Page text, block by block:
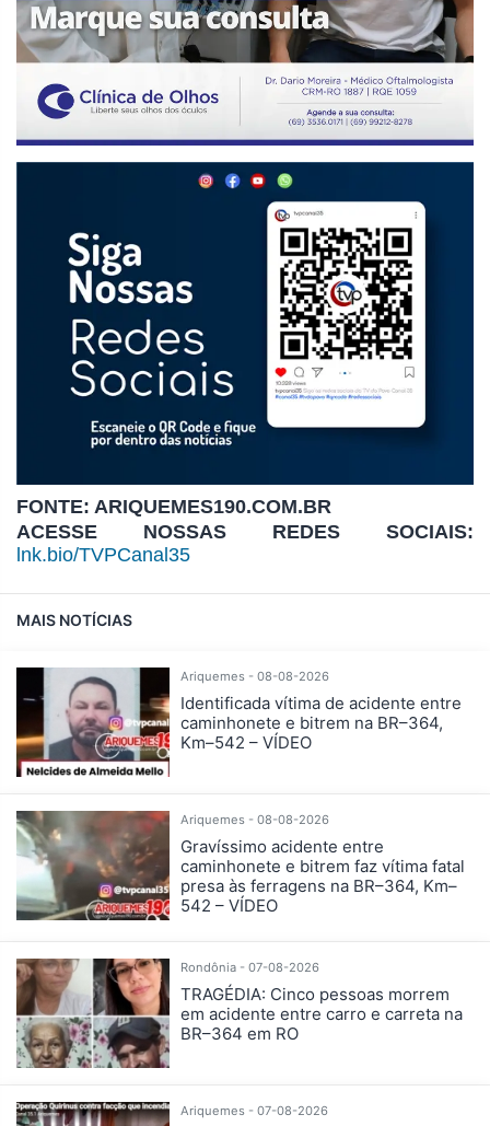
FONTE: ARIQUEMES190.COM.BR
ACESSE NOSSAS REDES SOCIAIS:
lnk.bio/TVPCanal35
MAIS NOTÍCIAS
Ariquemes - 08-08-2026
Identificada vítima de acidente entre
caminhonete e bitrem na BR–364,
Km–542 – VÍDEO
Ariquemes - 08-08-2026
Gravíssimo acidente entre
caminhonete e bitrem faz vítima fatal
presa às ferragens na BR–364, Km–
542 – VÍDEO
Rondônia - 07-08-2026
TRAGÉDIA: Cinco pessoas morrem
em acidente entre carro e carreta na
BR–364 em RO
Ariquemes - 07-08-2026